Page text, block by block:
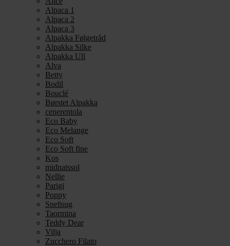
Alpaca 1
Alpaca 2
Alpaca 3
Alpakka Følgetråd
Alpakka Silke
Alpakka Ull
Alva
Betty
Bodil
Bouclé
Børstet Alpakka
cenerentola
Eco Baby
Eco Melange
Eco Soft
Eco Soft fine
Kos
midnatssol
Nellie
Parigi
Poppy
Snefnug
Taormina
Teddy Dear
Vilja
Zucchero Filato